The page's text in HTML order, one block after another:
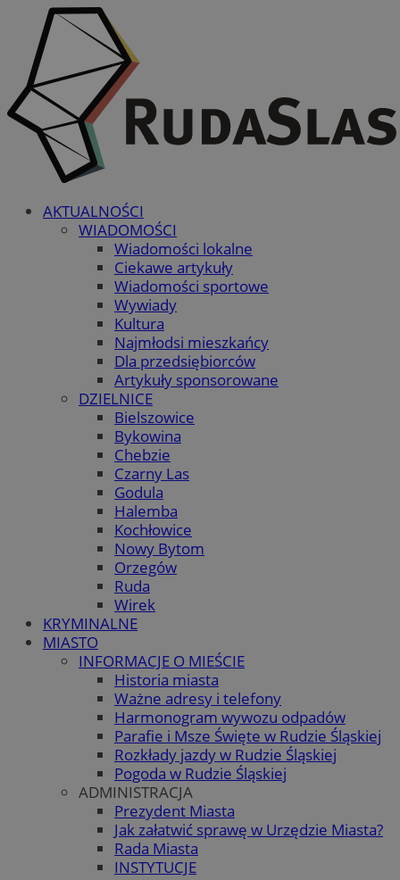
AKTUALNOŚCI
WIADOMOŚCI
Wiadomości lokalne
Ciekawe artykuły
Wiadomości sportowe
Wywiady
Kultura
Najmłodsi mieszkańcy
Dla przedsiębiorców
Artykuły sponsorowane
DZIELNICE
Bielszowice
Bykowina
Chebzie
Czarny Las
Godula
Halemba
Kochłowice
Nowy Bytom
Orzegów
Ruda
Wirek
KRYMINALNE
MIASTO
INFORMACJE O MIEŚCIE
Historia miasta
Ważne adresy i telefony
Harmonogram wywozu odpadów
Parafie i Msze Święte w Rudzie Śląskiej
Rozkłady jazdy w Rudzie Śląskiej
Pogoda w Rudzie Śląskiej
ADMINISTRACJA
Prezydent Miasta
Jak załatwić sprawę w Urzędzie Miasta?
Rada Miasta
INSTYTUCJE